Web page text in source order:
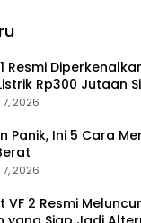
Resmi
Rp300 Jutaan
2026
Panik, Ini 5 Cara
2026
VF 2 Resmi